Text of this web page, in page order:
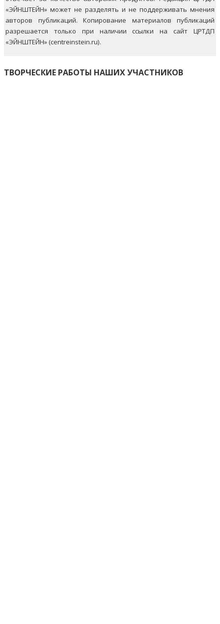
«ЭЙНШТЕЙН» может не разделять и не поддерживать мнения
авторов публикаций. Копирование материалов публикаций
разрешается только при наличии ссылки на сайт ЦРТДП
«ЭЙНШТЕЙН» (centreinstein.ru).
ТВОРЧЕСКИЕ РАБОТЫ НАШИХ УЧАСТНИКОВ